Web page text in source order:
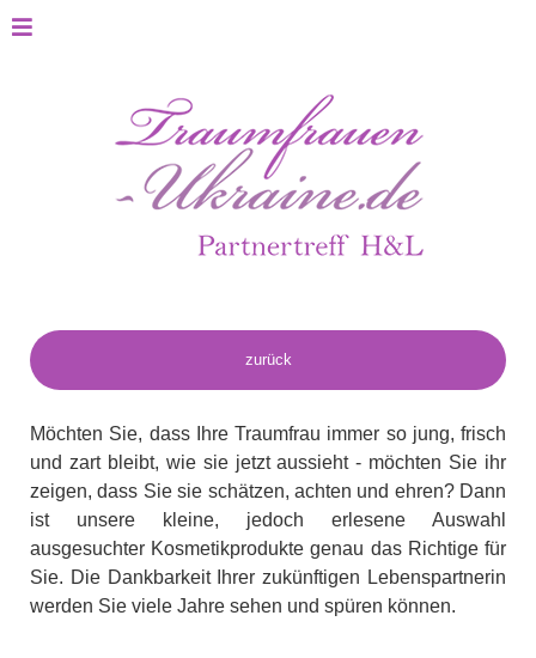
Möchten Sie, dass Ihre Traumfrau immer so jung, frisch
und zart bleibt, wie sie jetzt aussieht - möchten Sie ihr
zeigen, dass Sie sie schätzen, achten und ehren? Dann
ist unsere kleine, jedoch erlesene Auswahl
ausgesuchter Kosmetikprodukte genau das Richtige für
Sie. Die Dankbarkeit Ihrer zukünftigen Lebenspartnerin
werden Sie viele Jahre sehen und spüren können.